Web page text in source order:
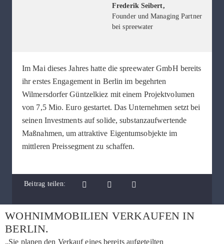
Frederik Seibert,
Founder und Managing Partner
bei spreewater
Im Mai dieses Jahres hatte die spreewater GmbH bereits
ihr erstes Engagement in Berlin im begehrten
Wilmersdorfer Güntzelkiez mit einem Projektvolumen
von 7,5 Mio. Euro gestartet. Das Unternehmen setzt bei
seinen Investments auf solide, substanzaufwertende
Maßnahmen, um attraktive Eigentumsobjekte im
mittleren Preissegment zu schaffen.
Beitrag teilen:
WOHNIMMOBILIEN VERKAUFEN IN
BERLIN.
„Sie planen den Verkauf eines bereits aufgeteilten